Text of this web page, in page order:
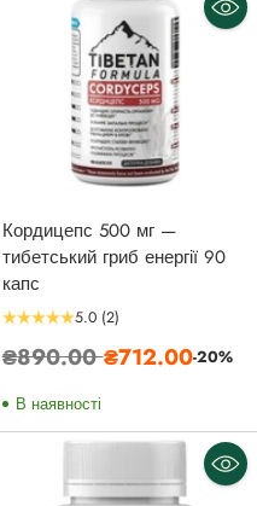
Кордицепс 500 мг —
тибетський гриб енергії 90
капс
5.0 (2)
Звичайна
₴890.00₴712.00-20%
В наявності